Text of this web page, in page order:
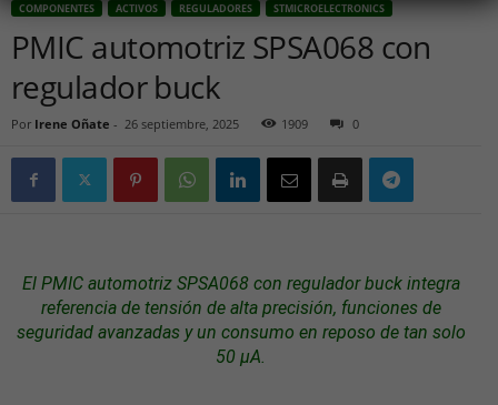
COMPONENTES ACTIVOS REGULADORES STMICROELECTRONICS
PMIC automotriz SPSA068 con
regulador buck
Por Irene Oñate - 26 septiembre, 2025 1909 0
El PMIC automotriz SPSA068 con regulador buck integra
referencia de tensión de alta precisión, funciones de
seguridadavanzadas y un consumo en reposo de tan solo
50 µA.